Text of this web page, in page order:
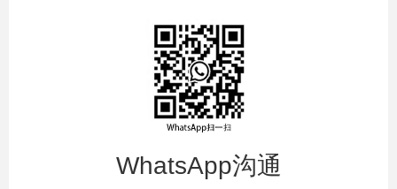
WhatsApp沟通